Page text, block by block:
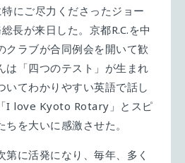
にご尽力くださったジョー
長が来日した。京都R.C.を中
クラブが合同例会を開いて歓
は「四つのテスト」が生まれ
いてわかりやすい英語で話し
I love Kyoto Rotary」とスピ
を大いに感激させた。
に活発になり、毎年、多く